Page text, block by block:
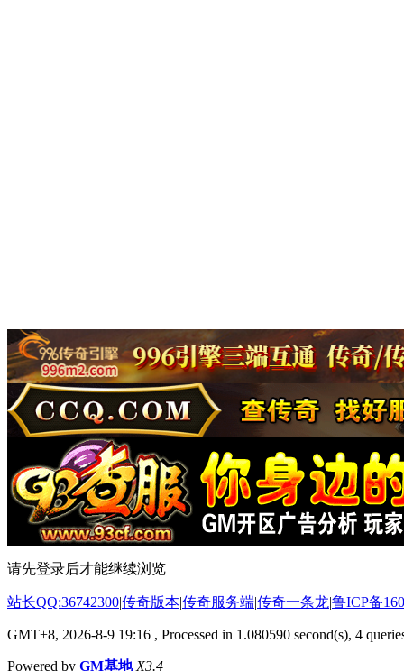
请先登录后才能继续浏览
站长QQ:36742300|传奇版本|传奇服务端|传奇一条龙|鲁ICP备
GMT+8, 2026-8-9 19:16 , Processed in 1.080590 second(s), 4
Powered by GM基地 X3.4